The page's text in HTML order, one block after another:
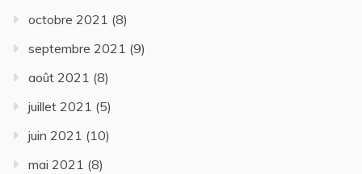
octobre 2021 (8)
septembre 2021 (9)
août 2021 (8)
juillet 2021 (5)
juin 2021 (10)
mai 2021 (8)